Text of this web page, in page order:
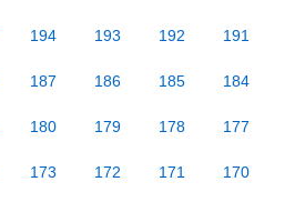
194 193 192 191
187 186 185 184
180 179 178 177
173 172 171 170